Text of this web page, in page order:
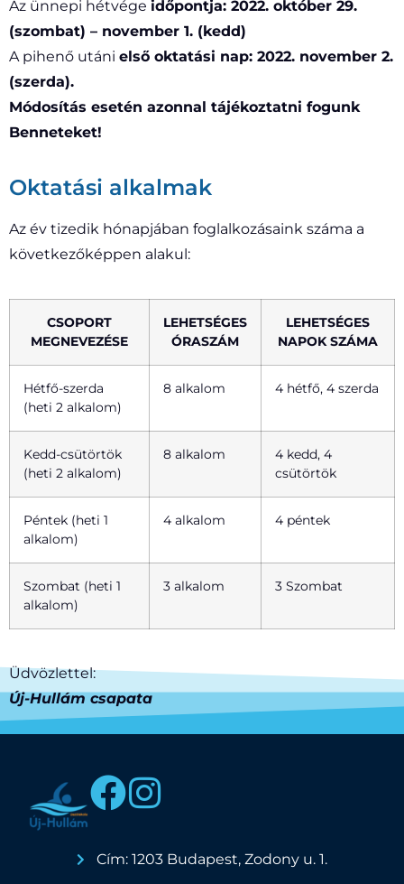
Az ünnepi hétvége időpontja: 2022. október 29.
(szombat) – november 1. (kedd)
A pihenő utáni első oktatási nap: 2022. november 2.
(szerda).
Módosítás esetén azonnal tájékoztatni fogunk
Benneteket!
Oktatási alkalmak
Az év tizedik hónapjában foglalkozásaink száma a
következőképpen alakul:
CSOPORT
MEGNEVEZÉSE
LEHETSÉGES
ÓRASZÁM
LEHETSÉGES
NAPOK SZÁMA
Hétfő-szerda
(heti 2 alkalom)
8 alkalom 4 hétfő, 4 szerda
Kedd-csütörtök
(heti 2 alkalom)
8 alkalom
4 kedd, 4
csütörtök
Péntek (heti 1
alkalom)
4 alkalom 4 péntek
Szombat (heti 1
alkalom)
3 alkalom 3 Szombat
Üdvözlettel:
Új-Hullám csapata
Cím: 1203 Budapest, Zodony u. 1.